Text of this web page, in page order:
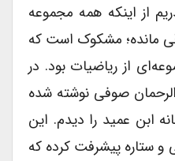
از اینکه همه مجموعه
مانده؛ مشکوک است که
از ریاضیات بود. در
صوفى نوشته شده
عمید را دیدم. این
ستاره پیشرفت کرده که